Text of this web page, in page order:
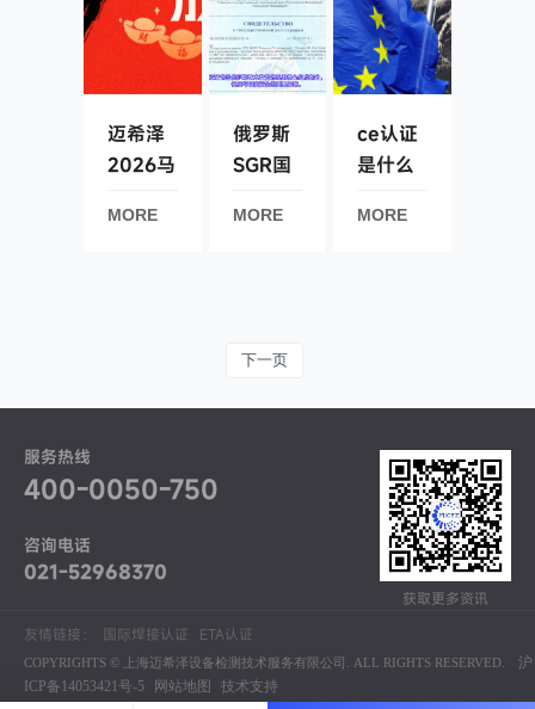
运爆
棚，明
年继续
迈希泽
2026马
放假通
MORE
俄罗斯
SGR国
认证全
MORE
ce认证
是什么
MORE
下一页
服务热线
400-0050-750
咨询电话
021-52968370
获取更多资讯
友情链接：
国际焊接认证 ETA认证
COPYRIGHTS © 上海迈希泽设备检测技术服务有限公司. ALL RIGHTS RESERVED. 沪
ICP备14053421号-5
网站地图 技术支持